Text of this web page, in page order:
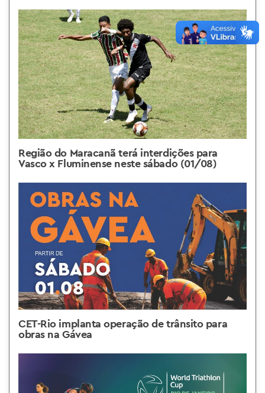
Região do Maracanã terá interdições para
Vasco x Fluminense neste sábado (01/08)
CET-Rio implanta operação de trânsito para
obras na Gávea